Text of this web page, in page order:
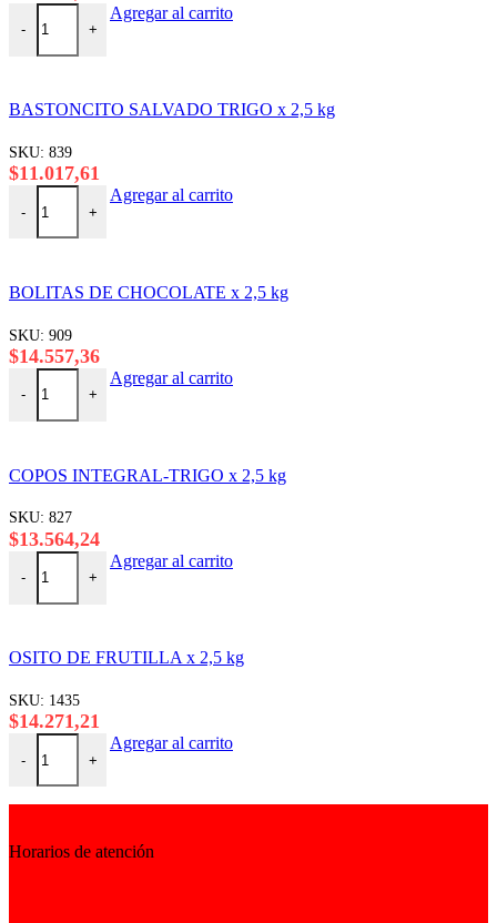
-
ALMOHADITAS RELLENAS LIMON x 2,5 kg cantidad
+
Agregar al carrito
BASTONCITO SALVADO TRIGO x 2,5 kg
SKU: 839
$11.017,61
-
BASTONCITO SALVADO TRIGO x 2,5 kg cantidad
+
Agregar al carrito
BOLITAS DE CHOCOLATE x 2,5 kg
SKU: 909
$14.557,36
-
BOLITAS DE CHOCOLATE x 2,5 kg cantidad
+
Agregar al carrito
COPOS INTEGRAL-TRIGO x 2,5 kg
SKU: 827
$13.564,24
-
COPOS INTEGRAL-TRIGO x 2,5 kg cantidad
+
Agregar al carrito
OSITO DE FRUTILLA x 2,5 kg
SKU: 1435
$14.271,21
-
OSITO DE FRUTILLA x 2,5 kg cantidad
+
Agregar al carrito
Horarios de atención